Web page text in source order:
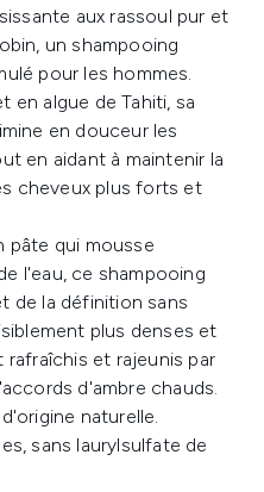
aux rassoul pur et
un shampooing
pour les hommes.
en algue de Tahiti, sa
en douceur les
en aidant à maintenir la
cheveux plus forts et
pâte qui mousse
l'eau, ce shampooing
de la définition sans
plus denses et
rafraîchis et rajeunis par
d'ambre chauds.
naturelle.
sans laurylsulfate de